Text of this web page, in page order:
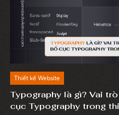
Thiết kế Website
Typography là gì? Vai
cục Typography trong